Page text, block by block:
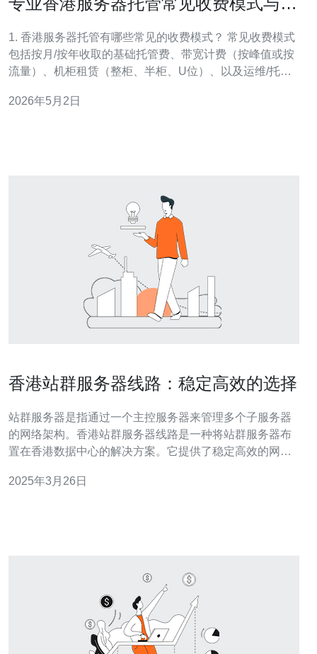
1. 香港服务器托管有哪些常见的收费模式？ 常见收费模式
包括按月/按年收取的基础托管费、带宽计费（按峰值或按
流量）、机柜租赁（整柜、半柜、U位）、以及运维/托管
费）和按流量（按GB计费）。此外还有安装费、IP地址费
2026年5月2日
香港站群服务器线路：稳定高效的选择
站群服务器是指通过一个主控服务器来管理多个子服务器
的网络架构。香港站群服务器线路是一种将站群服务器布
置在香港数据中心的解决方案。它提供了稳定高效的网络
服务器线路以其稳定性和可靠性而闻名。香港数据中心拥
2025年3月26日